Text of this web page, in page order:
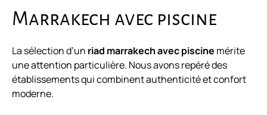
Marrakech avec piscine
La sélection d’un riad marrakech avec piscine mérite
une attention particulière. Nous avons repéré des
établissements qui combinent authenticité et confort
moderne.